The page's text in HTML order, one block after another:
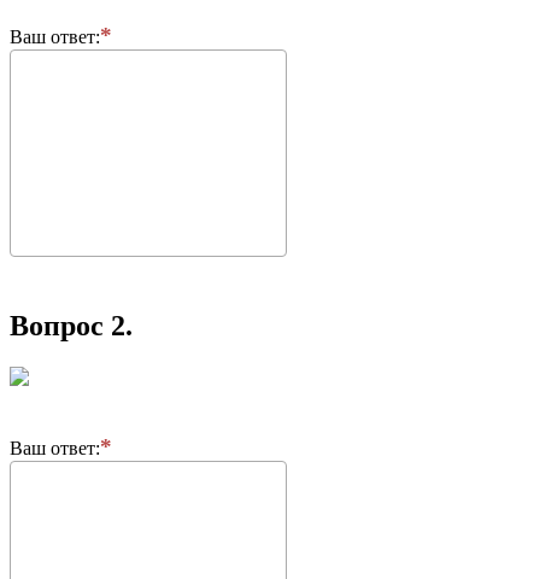
Ваш ответ:
Вопрос 2.
Ваш ответ: